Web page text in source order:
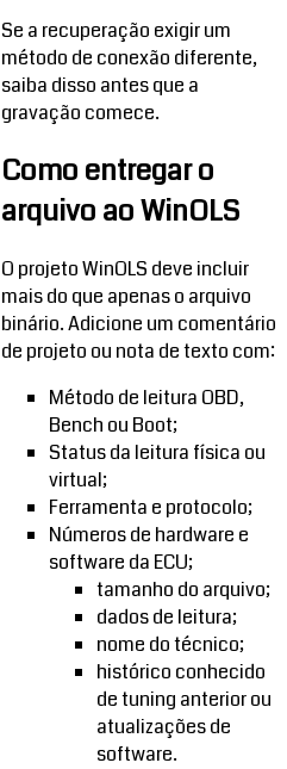
Se a recuperação exigir um
método de conexão diferente,
saiba disso antes que a
gravação comece.
Como entregar o
arquivo ao WinOLS
O projeto WinOLS deve incluir
mais do que apenas o arquivo
binário. Adicione um comentário
de projeto ou nota de texto com:
Método de leitura OBD,
Bench ou Boot;
Status da leitura física ou
virtual;
Ferramenta e protocolo;
Números de hardware e
software da ECU;
tamanho do arquivo;
dados de leitura;
nome do técnico;
histórico conhecido
de tuning anterior ou
atualizações de
software.